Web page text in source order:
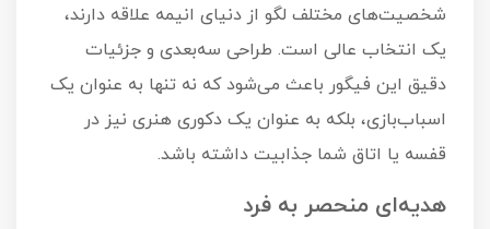
شخصیت‌های مختلف لگو از دنیای انیمه علاقه دارند،
یک انتخاب عالی است. طراحی سه‌بعدی و جزئیات
دقیق این فیگور باعث می‌شود که نه تنها به عنوان یک
اسباب‌بازی، بلکه به عنوان یک دکوری هنری نیز در
قفسه یا اتاق شما جذابیت داشته باشد.
هدیه‌ای منحصر به فرد